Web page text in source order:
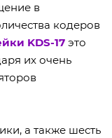
в
кодеров
KDS-17 это
их очень
а также шесть